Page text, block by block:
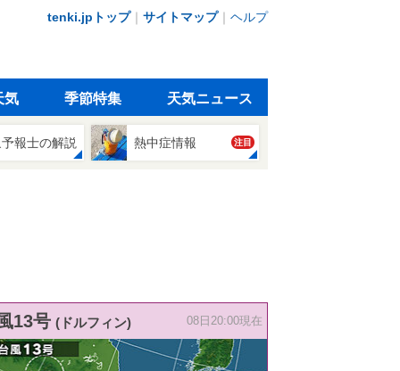
tenki.jpトップ｜ サイトマップ｜ ヘルプ
気 季節特集 天気ニュース
報士の解説 熱中症情報 注目
13号 (ドルフィン) 08日20:00現在